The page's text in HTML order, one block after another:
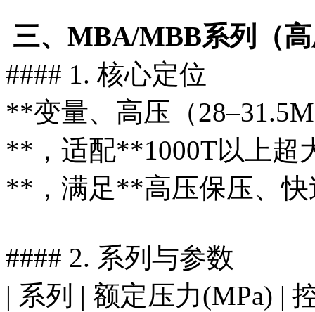
三、MBA/MBB系列（
#### 1. 核心定位
**变量、高压（
**，适配**1000T以上超
**，满足**高压保压、
#### 2. 系列与参数
| 系列 | 额定压力(MPa) |